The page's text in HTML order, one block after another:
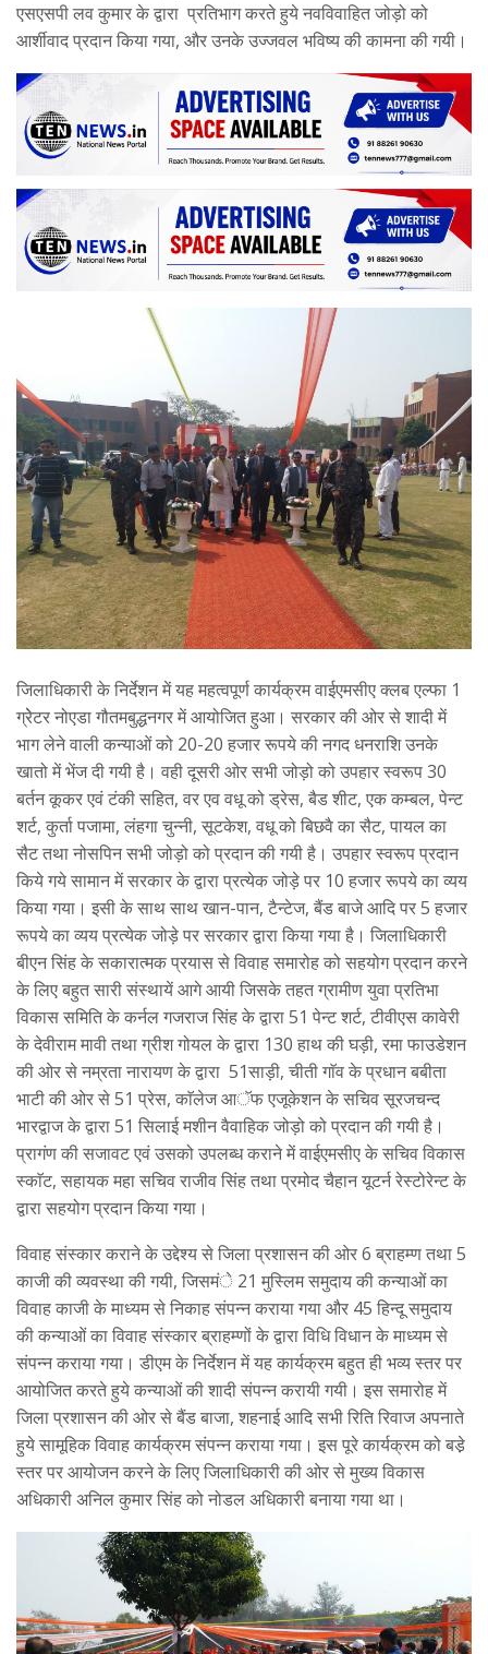
एसएसपी लव कुमार के द्वारा प्रतिभाग करते हुये नवविवाहित जोड़ो को
आर्शीवाद प्रदान किया गया, और उनके उज्जवल भविष्य की कामना की गयी।
जिलाधिकारी के निर्देशन में यह महत्वपूर्ण कार्यक्रम वाईएमसीए क्लब एल्फा 1
ग्रेेटर नोएडा गौतमबुद्धनगर में आयोजित हुआ। सरकार की ओर से शादी में
भाग लेने वाली कन्याओं को 20-20 हजार रूपये की नगद धनराशि उनके
खातो में भेंज दी गयी है। वही दूसरी ओर सभी जोड़ो को उपहार स्वरूप 30
बर्तन कूकर एवं टंकी सहित, वर एव वधू को ड्रेस, बैड शीट, एक कम्बल, पेन्ट
शर्ट, कुर्ता पजामा, लंहगा चुन्नी, सूटकेश, वधू को बिछवै का सैट, पायल का
सैट तथा नोसपिन सभी जोड़ो को प्रदान की गयी है। उपहार स्वरूप प्रदान
किये गये सामान में सरकार के द्वारा प्रत्येक जोड़े पर 10 हजार रूपये का व्यय
किया गया। इसी के साथ साथ खान-पान, टैन्टेज, बैंड बाजे आदि पर 5 हजार
रूपये का व्यय प्रत्येक जोड़े पर सरकार द्वारा किया गया है। जिलाधिकारी
बीएन सिंह के सकारात्मक प्रयास से विवाह समारोह को सहयोग प्रदान करने
के लिए बहुत सारी संस्थायें आगे आयी जिसके तहत ग्रामीण युवा प्रतिभा
विकास समिति के कर्नल गजराज सिंह के द्वारा 51 पेन्ट शर्ट, टीवीएस कावेरी
के देवीराम मावी तथा ग्रीश गोयल के द्वारा 130 हाथ की घड़ी, रमा फाउडेशन
की ओर से नम्रता नारायण के द्वारा 51साड़ी, चीती गाॅव के प्रधान बबीता
भाटी की ओर से 51 प्रेस, काॅलेज आॅफ एजूकेशन के सचिव सूरजचन्द
भारद्वाज के द्वारा 51 सिलाई मशीन वैवाहिक जोड़ो को प्रदान की गयी है।
प्रागंण की सजावट एवं उसको उपलब्ध कराने में वाईएमसीए के सचिव विकास
स्काॅट, सहायक महा सचिव राजीव सिंह तथा प्रमोद चैहान यूटर्न रेस्टोरेन्ट के
द्वारा सहयोग प्रदान किया गया।
विवाह संस्कार कराने के उद्देश्य से जिला प्रशासन की ओर 6 ब्राहम्ण तथा 5
काजी की व्यवस्था की गयी, जिसमंे 21 मुस्लिम समुदाय की कन्याओं का
विवाह काजी के माध्यम से निकाह संपन्न कराया गया और 45 हिन्दू समुदाय
की कन्याओं का विवाह संस्कार ब्राहम्णों के द्वारा विधि विधान के माध्यम से
संपन्न कराया गया। डीएम के निर्देशन में यह कार्यक्रम बहुत ही भव्य स्तर पर
आयोजित करते हुये कन्याओं की शादी संपन्न करायी गयी। इस समारोह में
जिला प्रशासन की ओर से बैंड बाजा, शहनाई आदि सभी रिति रिवाज अपनाते
हुये सामूहिक विवाह कार्यक्रम संपन्न कराया गया। इस पूरे कार्यक्रम को बडे़
स्तर पर आयोजन करने के लिए जिलाधिकारी की ओर से मुख्य विकास
अधिकारी अनिल कुमार सिंह को नोडल अधिकारी बनाया गया था।